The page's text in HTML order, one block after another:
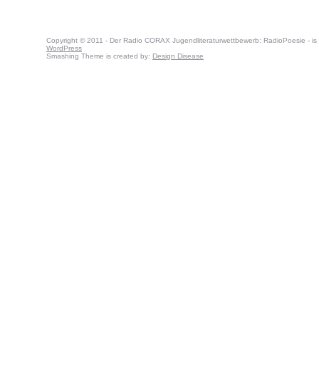
Copyright © 2011 - Der Radio CORAX Jugendliteraturwettbewerb: RadioPoesie -
WordPress
Smashing Theme is created by: Design Disease